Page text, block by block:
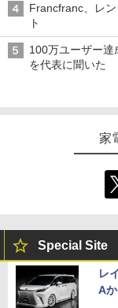
Francfranc、レ
ト
100万ユーザー達
を代表に聞いた
家
Special Site
レ
A